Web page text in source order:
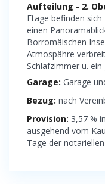
Aufteilung - 2.
Etage befinden
einen
Borromäischen
Atmospähre
Schlafzimmer u.
Garage: Garage
Bezug: nach
Provision: 3,57 %
ausgehend vom
Tage der